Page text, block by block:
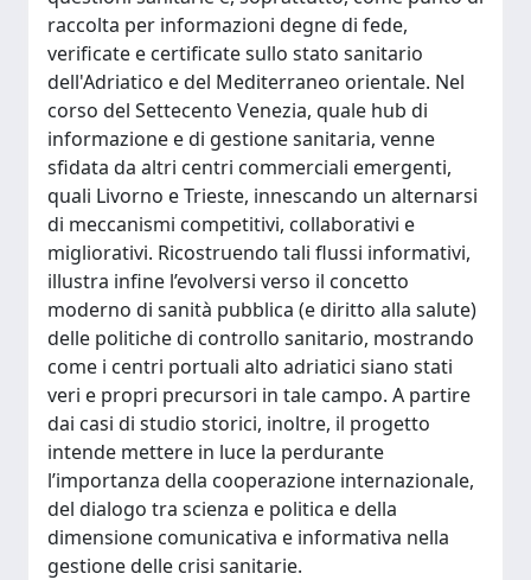
raccolta per informazioni degne di fede,
verificate e certificate sullo stato sanitario
dell'Adriatico e del Mediterraneo orientale. Nel
corso del Settecento Venezia, quale hub di
informazione e di gestione sanitaria, venne
sfidata da altri centri commerciali emergenti,
quali Livorno e Trieste, innescando un alternarsi
di meccanismi competitivi, collaborativi e
migliorativi. Ricostruendo tali flussi informativi,
illustra infine l’evolversi verso il concetto
moderno di sanità pubblica (e diritto alla salute)
delle politiche di controllo sanitario, mostrando
come i centri portuali alto adriatici siano stati
veri e propri precursori in tale campo. A partire
dai casi di studio storici, inoltre, il progetto
intende mettere in luce la perdurante
l’importanza della cooperazione internazionale,
del dialogo tra scienza e politica e della
dimensione comunicativa e informativa nella
gestione delle crisi sanitarie.